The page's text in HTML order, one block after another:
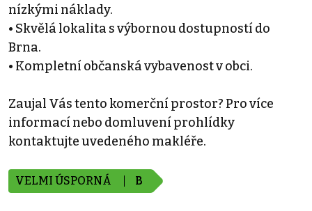
nízkými náklady.
• Skvělá lokalita s výbornou dostupností do
Brna.
• Kompletní občanská vybavenost v obci.
Zaujal Vás tento komerční prostor? Pro více
informací nebo domluvení prohlídky
kontaktujte uvedeného makléře.
VELMI ÚSPORNÁ B